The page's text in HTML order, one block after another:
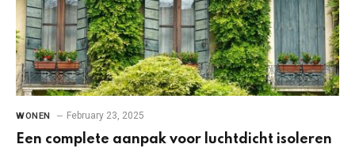
WONEN February 23, 2025
Een complete aanpak voor luchtdicht isoleren